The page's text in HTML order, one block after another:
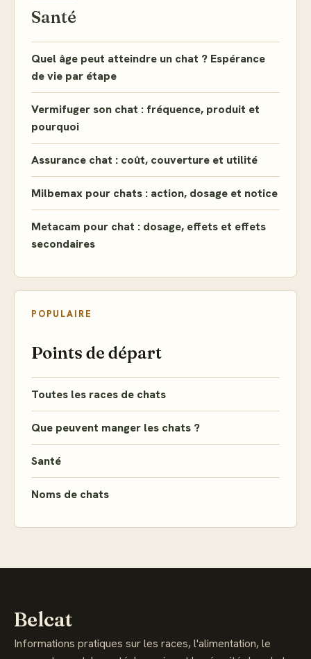
Santé
Quel âge peut atteindre un chat ? Espérance
de vie par étape
Vermifuger son chat : fréquence, produit et
pourquoi
Assurance chat : coût, couverture et utilité
Milbemax pour chats : action, dosage et notice
Metacam pour chat : dosage, effets et effets
secondaires
POPULAIRE
Points de départ
Toutes les races de chats
Que peuvent manger les chats ?
Santé
Noms de chats
Belcat
Informations pratiques sur les races, l'alimentation, le